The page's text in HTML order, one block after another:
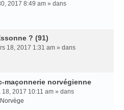
2017 8:49 am » dans
? (91)
18, 2017 1:31 am » dans
maçonnerie norvégienne
18, 2017 10:11 am » dans